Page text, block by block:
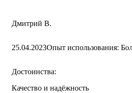
Дмитрий В.
25.04.2023Опыт использования:
Достоинства:
Качество и надёжность